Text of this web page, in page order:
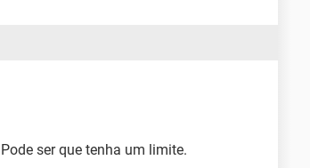
ser que tenha um limite.